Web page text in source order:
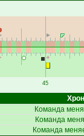
45
Команда
Команда
Команда